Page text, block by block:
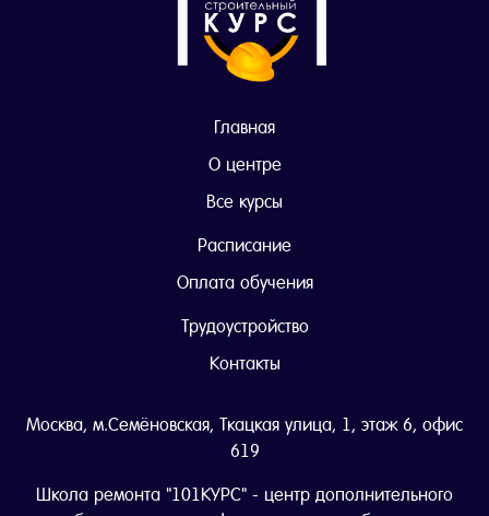
Главная
О центре
Все курсы
Расписание
Оплата обучения
Трудоустройство
Контакты
Москва, м.Семёновская, Ткацкая улица, 1, этаж 6, офис
619
Школа ремонта "101КУРС" - центр дополнительного